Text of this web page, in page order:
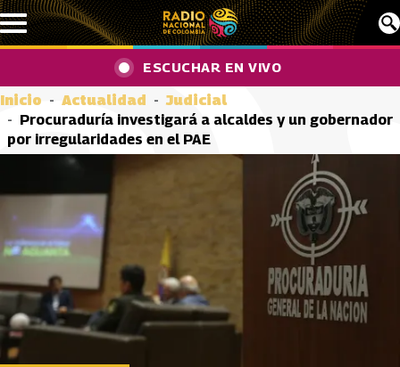
Pasar al contenido principal
ESCUCHAR EN VIVO
Inicio Actualidad
Judicial
Procuraduría investigará a alcaldes y un gobernador
por irregularidades en el PAE